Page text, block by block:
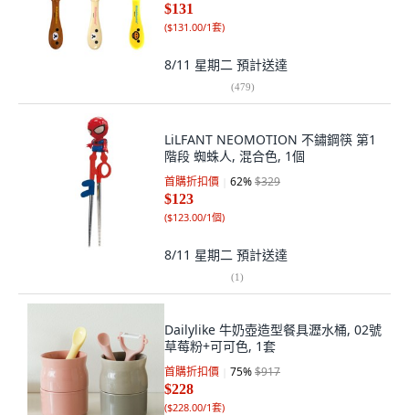
$131
($131.00/1套)
8/11 星期二 預計送達
(479)
LiLFANT NEOMOTION 不鏽鋼筷 第1
階段 蜘蛛人, 混合色, 1個
首購折扣價 62%$329
$123
($123.00/1個)
8/11 星期二 預計送達
(1)
Dailylike 牛奶壺造型餐具瀝水桶, 02號
草莓粉+可可色, 1套
首購折扣價 75%$917
$228
($228.00/1套)